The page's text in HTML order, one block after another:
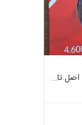
زعفران یک مثقال ( ۴،۶۰۸ گرم) بهرامن اصل تاریخ جدید